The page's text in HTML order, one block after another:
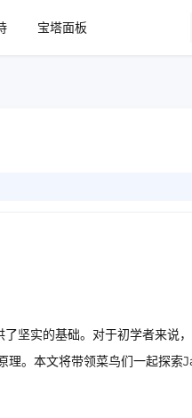
宝塔面板
坚实的基础。对于初学者来说
理。本文将带领菜鸟们一起探索